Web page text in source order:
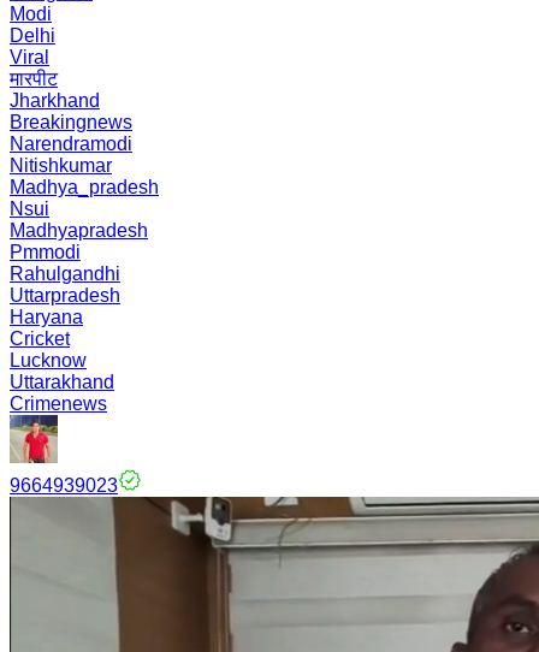
Modi
Delhi
Viral
मारपीट
Jharkhand
Breakingnews
Narendramodi
Nitishkumar
Madhya_pradesh
Nsui
Madhyapradesh
Pmmodi
Rahulgandhi
Uttarpradesh
Haryana
Cricket
Lucknow
Uttarakhand
Crimenews
9664939023